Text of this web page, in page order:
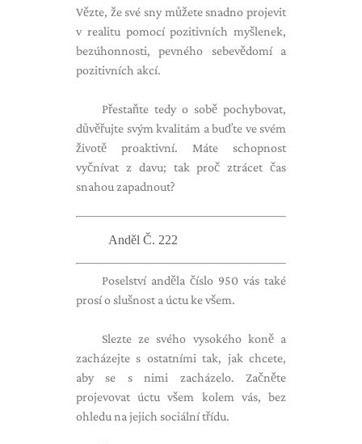
Vězte, že své sny můžete snadno projevit
v realitu pomocí pozitivních myšlenek,
bezúhonnosti, pevného sebevědomí a
pozitivních akcí.
Přestaňte tedy o sobě pochybovat,
důvěřujte svým kvalitám a buďte ve svém
životě proaktivní. Máte schopnost
vyčnívat z davu; tak proč ztrácet čas
snahou zapadnout?
Anděl Č. 222
Poselství anděla číslo 950 vás také
prosí o slušnost a úctu ke všem.
Slezte ze svého vysokého koně a
zacházejte s ostatními tak, jak chcete,
aby se s nimi zacházelo. Začněte
projevovat úctu všem kolem vás, bez
ohledu na jejich sociální třídu.